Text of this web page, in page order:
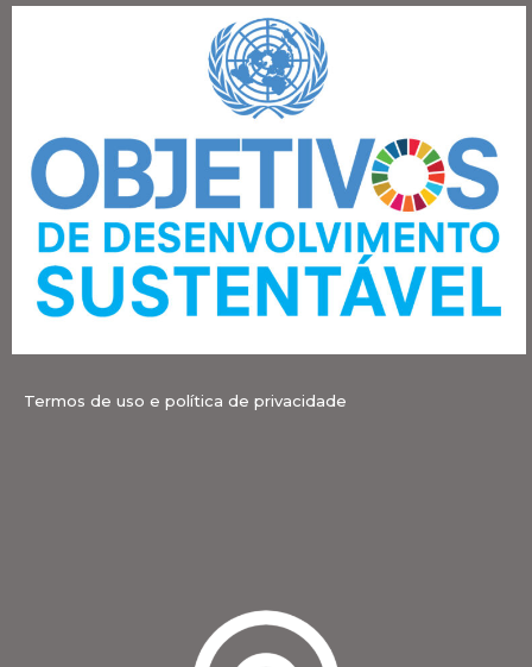
Termos de uso e política de privacidade